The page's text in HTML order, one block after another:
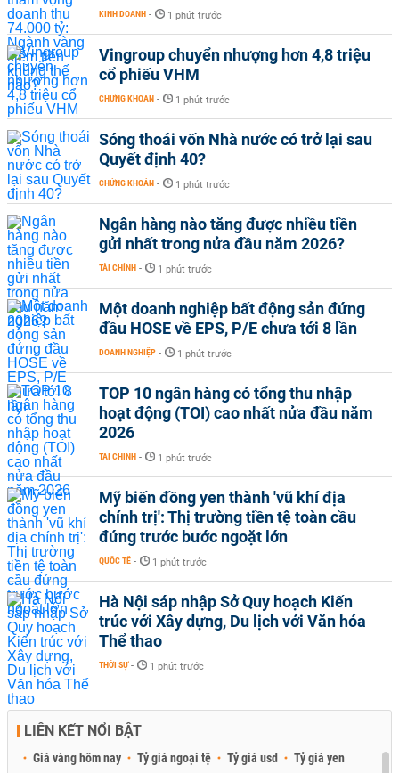
KINH DOANH - 1 phút trước
Vingroup chuyển nhượng hơn 4,8 triệu
cổ phiếu VHM
CHỨNG KHOÁN - 1 phút trước
Sóng thoái vốn Nhà nước có trở lại sau
Quyết định 40?
CHỨNG KHOÁN - 1 phút trước
Ngân hàng nào tăng được nhiều tiền
gửi nhất trong nửa đầu năm 2026?
TÀI CHÍNH - 1 phút trước
Một doanh nghiệp bất động sản đứng
đầu HOSE về EPS, P/E chưa tới 8 lần
DOANH NGHIỆP - 1 phút trước
TOP 10 ngân hàng có tổng thu nhập
hoạt động (TOI) cao nhất nửa đầu năm
2026
TÀI CHÍNH - 1 phút trước
Mỹ biến đồng yen thành 'vũ khí địa
chính trị': Thị trường tiền tệ toàn cầu
đứng trước bước ngoặt lớn
QUỐC TẾ - 1 phút trước
Hà Nội sáp nhập Sở Quy hoạch Kiến
trúc với Xây dựng, Du lịch với Văn hóa
Thể thao
THỜI SỰ - 1 phút trước
LIÊN KẾT NỔI BẬT
Giá vàng hôm nay Tỷ giá ngoại tệ Tỷ giá usd Tỷ giá yen